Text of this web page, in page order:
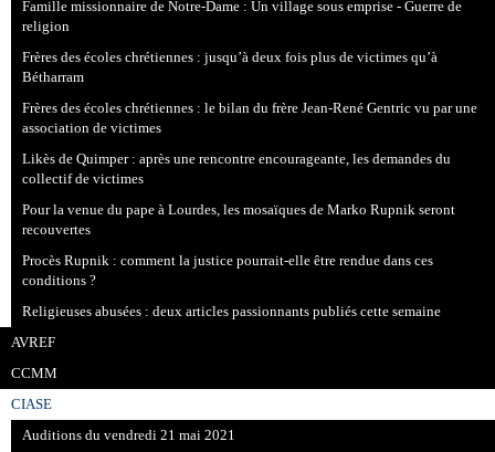
Famille missionnaire de Notre-Dame : Un village sous emprise - Guerre de
religion
Frères des écoles chrétiennes : jusqu’à deux fois plus de victimes qu’à
Bétharram
Frères des écoles chrétiennes : le bilan du frère Jean-René Gentric vu par une
association de victimes
Likès de Quimper : après une rencontre encourageante, les demandes du
collectif de victimes
Pour la venue du pape à Lourdes, les mosaïques de Marko Rupnik seront
recouvertes
Procès Rupnik : comment la justice pourrait-elle être rendue dans ces
conditions ?
Religieuses abusées : deux articles passionnants publiés cette semaine
AVREF
CCMM
CIASE
Auditions du vendredi 21 mai 2021